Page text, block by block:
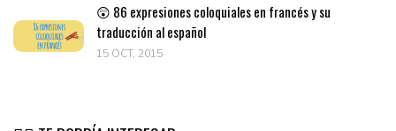
😲 86 expresiones coloquiales en francés y su
traducción al español
15 OCT, 2015